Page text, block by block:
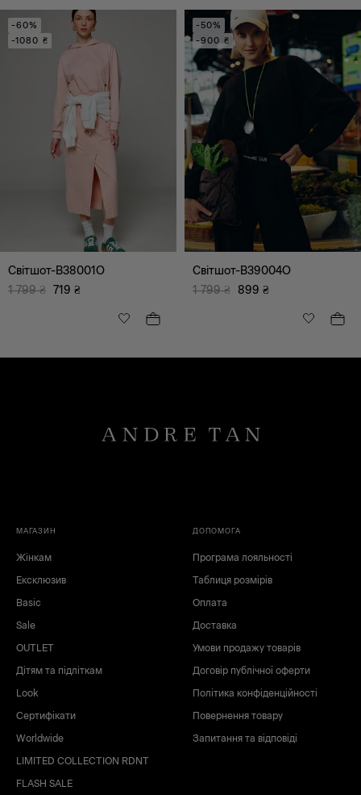
-60%
-1080 ₴
Світшот-B38001O
1 799 ₴ 719 ₴
-50%
-900 ₴
Світшот-B39004O
1 799 ₴ 899 ₴
МАГАЗИН
Жінкам
Ексклюзив
Basic
Sale
OUTLET
Дітям та підліткам
Look
Сертифікати
Worldwide
LIMITED COLLECTION RDNT
FLASH SALE
ДОПОМОГА
Програма лояльності
Таблиця розмірів
Оплата
Доставка
Умови продажу товарів
Договір публічної оферти
Політика конфіденційності
Повернення товару
Запитання та відповіді